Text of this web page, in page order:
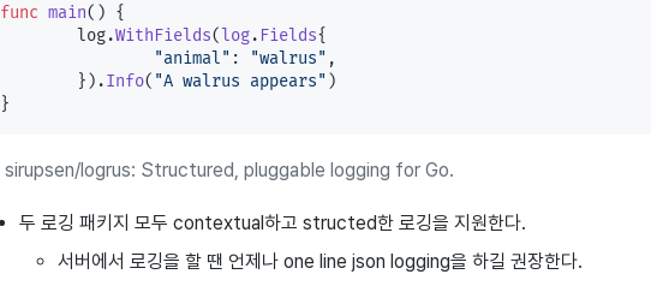
func main() {
	log.
WithFields(log. Fields{
		"animal"
: "walrus" ,
	}).
Info( "A walrus appears" )
}
sirupsen/logrus: Structured, pluggable logging for Go.
두 로깅 패키지 모두 contextual하고 structed한 로깅을 지원한다.
서버에서 로깅을 할 땐 언제나 one line json logging을 하길 권장한다.